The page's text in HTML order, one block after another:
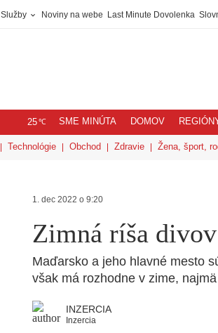
Služby Noviny na webe Last Minute Dovolenka
25℃ SME MINÚTA DOMOV
Technológie Obchod Zdravie Žena, šport,
1. dec 2022 o 9:20
Zimná ríša
Maďarsko a jeho hlavné mesto
však má rozhodne v zime,
INZERCIA
Inzercia